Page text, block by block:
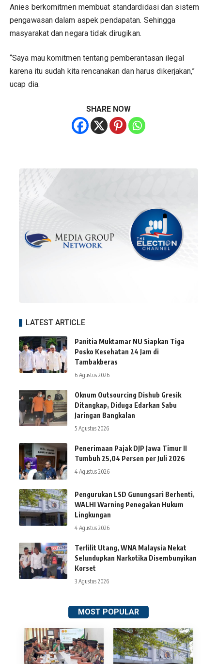
Anies berkomitmen membuat standardidasi dan sistem
pengawasan dalam aspek pendapatan. Sehingga
masyarakat dan negara tidak dirugikan.
“Saya mau komitmen tentang pemberantasan ilegal
karena itu sudah kita rencanakan dan harus dikerjakan,”
ucap dia.
SHARE NOW
LATEST ARTICLE
Panitia Muktamar NU Siapkan Tiga
Posko Kesehatan 24 Jam di
Tambakberas
6 Agustus 2026
Oknum Outsourcing Dishub Gresik
Ditangkap, Diduga Edarkan Sabu
Jaringan Bangkalan
5 Agustus 2026
Penerimaan Pajak DJP Jawa Timur II
Tumbuh 25,04 Persen per Juli 2026
4 Agustus 2026
Pengurukan LSD Gunungsari Berhenti,
WALHI Warning Penegakan Hukum
Lingkungan
4 Agustus 2026
Terlilit Utang, WNA Malaysia Nekat
Selundupkan Narkotika Disembunyikan
Korset
3 Agustus 2026
MOST POPULAR